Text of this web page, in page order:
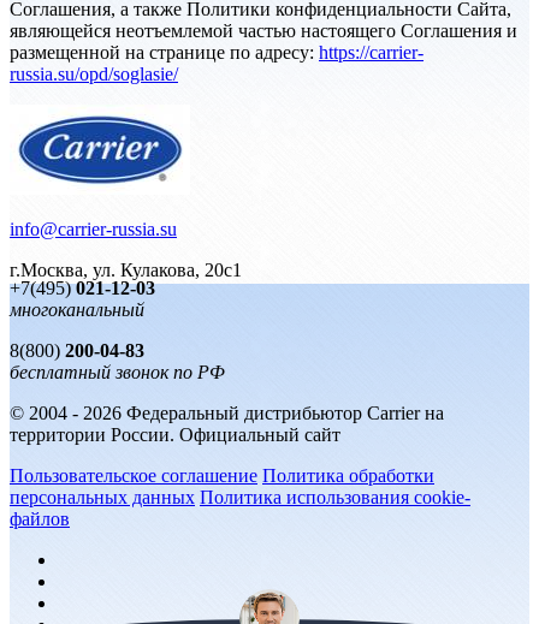
Соглашения, а также Политики конфиденциальности Сайта,
являющейся неотъемлемой частью настоящего Соглашения и
размещенной на странице по адресу: https://carrier-
russia.su/opd/soglasie/
info@carrier-russia.su
г.Москва, ул. Кулакова, 20с1
+7(495)021-12-03
многоканальный
8(800) 200-04-83
бесплатный звонок по РФ
© 2004 - 2026 Федеральный дистрибьютор Carrier на
территории России. Официальный сайт
Пользовательское соглашение Политика обработки
персональных данных Политика использования cookie-
файлов